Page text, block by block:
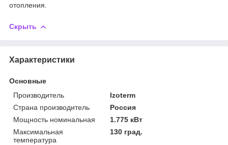
отопления.
Скрыть
Характеристики
Основные
Производитель
Izoterm
Страна производитель
Россия
Мощность номинальная
1.775 кВт
Максимальная
температура
130 град.